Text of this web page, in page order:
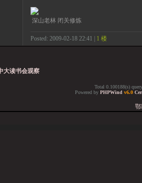
深山老林 闭关修炼
Posted: 2009-02-18 22:41 | 1 楼
大读书会观察
Total 0.100188(s)
Powered by PHPWind v6.0
鄂